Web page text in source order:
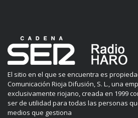
El sitio en el que se encuentra es
Comunicación Rioja Difusión, S. L., una
exclusivamente riojano, creada en 1999
ser de utilidad para todas las personas
medios que gestiona